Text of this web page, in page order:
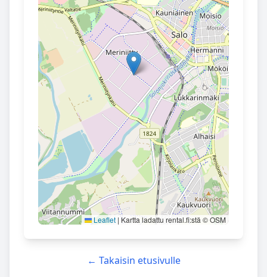
Leaflet |Kartta ladattu rental.fi:stä © OSM
← Takaisin etusivulle